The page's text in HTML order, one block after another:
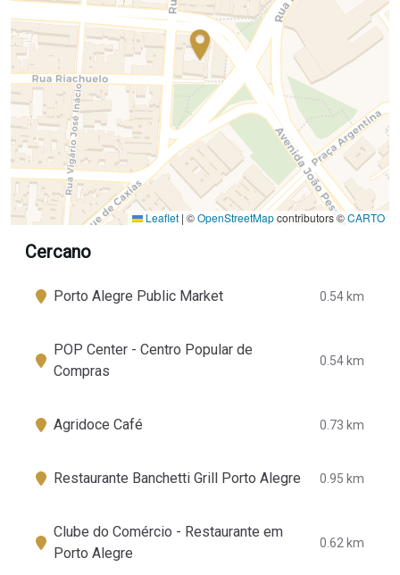
Leaflet | ©OpenStreetMapcontributors ©CARTO
Cercano
Porto Alegre Public Market 0.54 km
POP Center - Centro Popular de
Compras
0.54 km
Agridoce Café 0.73 km
Restaurante Banchetti Grill Porto Alegre 0.95 km
Clube do Comércio - Restaurante em
Porto Alegre
0.62 km